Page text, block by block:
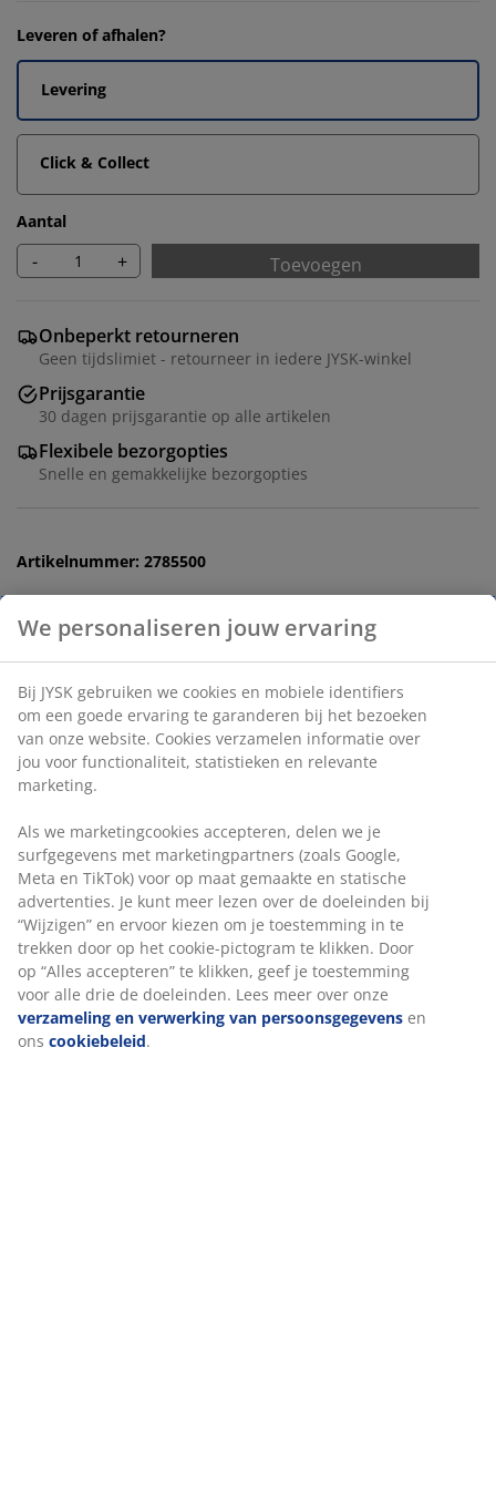
Leveren of afhalen?
Levering
Click & Collect
Aantal
- + Toevoegen
Onbeperkt retourneren
Geen tijdslimiet - retourneer in iedere JYSK-winkel
Prijsgarantie
30 dagen prijsgarantie op alle artikelen
Flexibele bezorgopties
Snelle en gemakkelijke bezorgopties
Artikelnummer: 2785500
Specificaties
Beoordelingen
Levering
We personaliseren jouw ervaring
Bij JYSK gebruiken we cookies en mobiele identifiers
om een goede ervaring te garanderen bij het bezoeken
van onze website. Cookies verzamelen informatie over
jou voor functionaliteit, statistieken en relevante
marketing.
Als we marketingcookies accepteren, delen we je
surfgegevens met marketingpartners (zoals Google,
Meta en TikTok) voor op maat gemaakte en statische
advertenties. Je kunt meer lezen over de doeleinden bij
“Wijzigen” en ervoor kiezen om je toestemming in te
trekken door op het cookie-pictogram te klikken. Door
op “Alles accepteren” te klikken, geef je toestemming
voor alle drie de doeleinden. Lees meer over onze
verzameling en verwerking van persoonsgegevens en
ons cookiebeleid.